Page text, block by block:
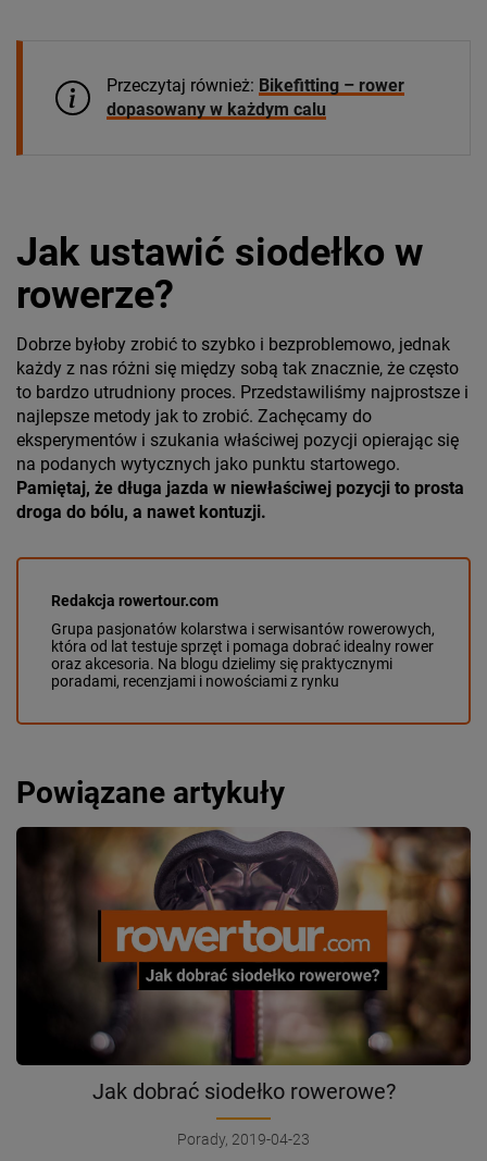
Przeczytaj również: Bikefitting – rower
dopasowany w każdym calu
Jak ustawić siodełko w
rowerze?
Dobrze byłoby zrobić to szybko i bezproblemowo, jednak
każdy z nas różni się między sobą tak znacznie, że często
to bardzo utrudniony proces. Przedstawiliśmy najprostsze i
najlepsze metody jak to zrobić. Zachęcamy do
eksperymentów i szukania właściwej pozycji opierając się
na podanych wytycznych jako punktu startowego.
Pamiętaj, że długa jazda w niewłaściwej pozycji to prosta
droga do bólu, a nawet kontuzji.
Redakcja rowertour.com
Grupa pasjonatów kolarstwa i serwisantów rowerowych,
która od lat testuje sprzęt i pomaga dobrać idealny rower
oraz akcesoria. Na blogu dzielimy się praktycznymi
poradami, recenzjami i nowościami z rynku
Powiązane artykuły
Jak dobrać siodełko rowerowe?
Porady, 2019-04-23